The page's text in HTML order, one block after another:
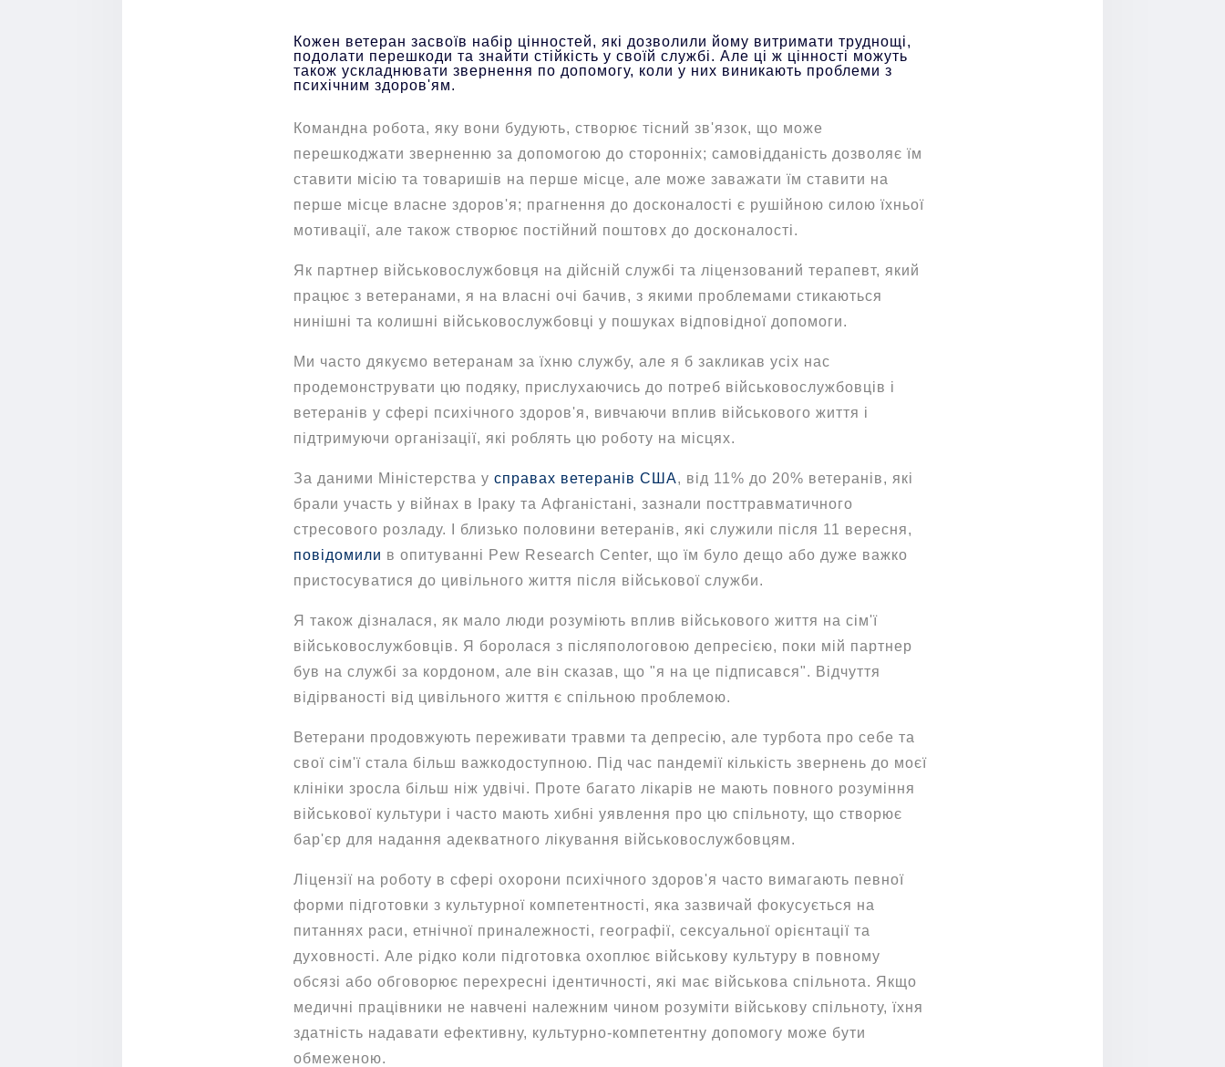
Кожен ветеран засвоїв набір цінностей, які дозволили йому витримати труднощі,
подолати перешкоди та знайти стійкість у своїй службі. Але ці ж цінності можуть
також ускладнювати звернення по допомогу, коли у них виникають проблеми з
психічним здоров'ям.
Командна робота, яку вони будують, створює тісний зв'язок, що може
перешкоджати зверненню за допомогою до сторонніх; самовідданість дозволяє їм
ставити місію та товаришів на перше місце, але може заважати їм ставити на
перше місце власне здоров'я; прагнення до досконалості є рушійною силою їхньої
мотивації, але також створює постійний поштовх до досконалості.
Як партнер військовослужбовця на дійсній службі та ліцензований терапевт, який
працює з ветеранами, я на власні очі бачив, з якими проблемами стикаються
нинішні та колишні військовослужбовці у пошуках відповідної допомоги.
Ми часто дякуємо ветеранам за їхню службу, але я б закликав усіх нас
продемонструвати цю подяку, прислухаючись до потреб військовослужбовців і
ветеранів у сфері психічного здоров'я, вивчаючи вплив військового життя і
підтримуючи організації, які роблять цю роботу на місцях.
За даними Міністерства у справах ветеранів США, від 11% до 20% ветеранів, які
брали участь у війнах в Іраку та Афганістані, зазнали посттравматичного
стресового розладу. І близько половини ветеранів, які служили після 11 вересня,
повідомили в опитуванні Pew Research Center, що їм було дещо або дуже важко
пристосуватися до цивільного життя після військової служби.
Я також дізналася, як мало люди розуміють вплив військового життя на сім'ї
військовослужбовців. Я боролася з післяпологовою депресією, поки мій партнер
був на службі за кордоном, але він сказав, що "я на це підписався". Відчуття
відірваності від цивільного життя є спільною проблемою.
Ветерани продовжують переживати травми та депресію, але турбота про себе та
свої сім'ї стала більш важкодоступною. Під час пандемії кількість звернень до моєї
клініки зросла більш ніж удвічі. Проте багато лікарів не мають повного розуміння
військової культури і часто мають хибні уявлення про цю спільноту, що створює
бар'єр для надання адекватного лікування військовослужбовцям.
Ліцензії на роботу в сфері охорони психічного здоров'я часто вимагають певної
форми підготовки з культурної компетентності, яка зазвичай фокусується на
питаннях раси, етнічної приналежності, географії, сексуальної орієнтації та
духовності. Але рідко коли підготовка охоплює військову культуру в повному
обсязі або обговорює перехресні ідентичності, які має військова спільнота. Якщо
медичні працівники не навчені належним чином розуміти військову спільноту, їхня
здатність надавати ефективну, культурно-компетентну допомогу може бути
обмеженою.